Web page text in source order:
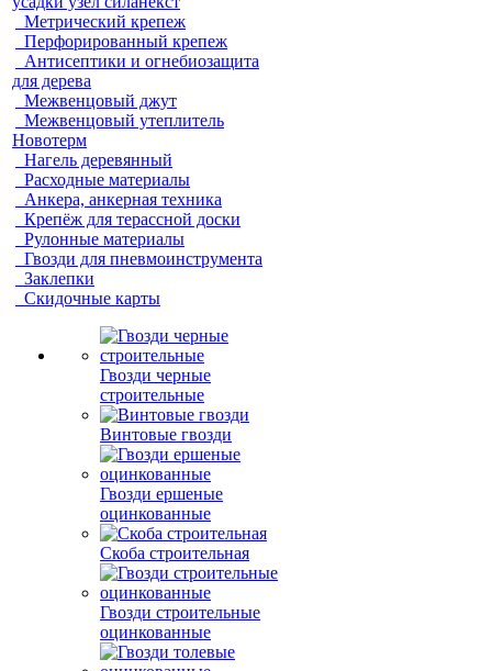
Метрический крепеж
Перфорированный крепеж
Антисептики и огнебиозащита
для дерева
Межвенцовый джут
Межвенцовый утеплитель
Новотерм
Нагель деревянный
Расходные материалы
Анкера, анкерная техника
Крепёж для терассной доски
Рулонные материалы
Гвозди для пневмоинструмента
Заклепки
Скидочные карты
Гвозди черные
строительные
Винтовые гвозди
Гвозди ершеные
оцинкованные
Скоба строительная
Гвозди строительные
оцинкованные